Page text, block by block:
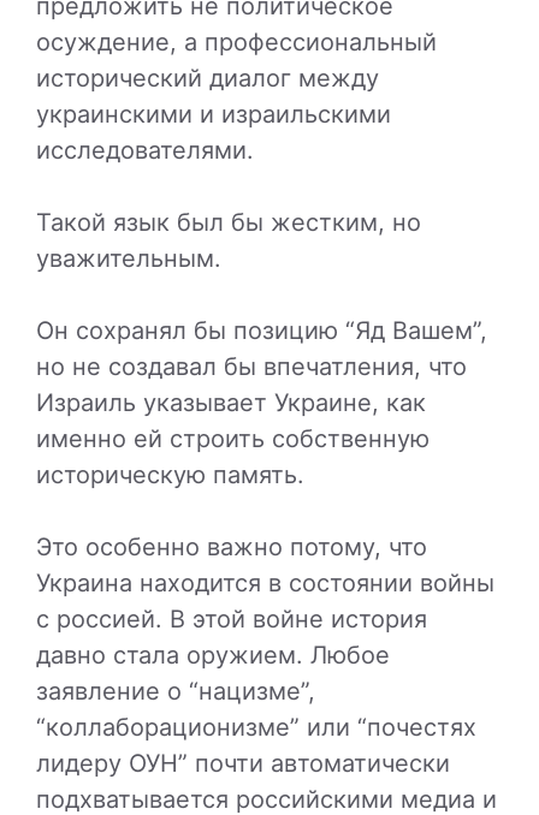
осуждение, а профессиональный
исторический диалог между
украинскими и израильскими
исследователями.
Такой язык был бы жестким, но
уважительным.
Он сохранял бы позицию “Яд Вашем”,
но не создавал бы впечатления, что
Израиль указывает Украине, как
именно ей строить собственную
историческую память.
Это особенно важно потому, что
Украина находится в состоянии войны
с россией. В этой войне история
давно стала оружием. Любое
заявление о “нацизме”,
“коллаборационизме” или “почестях
лидеру ОУН” почти автоматически
подхватывается российскими медиа и